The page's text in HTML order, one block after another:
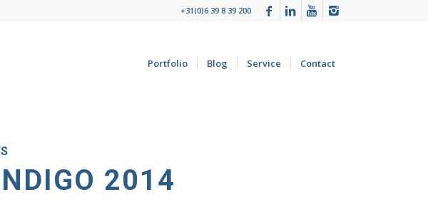
+31(0)6 39 8 39 200
Portfolio Blog Service Contact
2014